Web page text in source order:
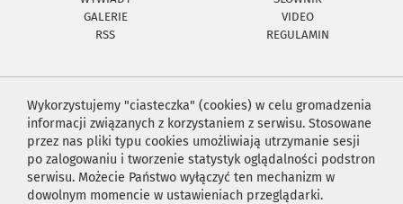
GALERIE
VIDEO
RSS
REGULAMIN
Wykorzystujemy "ciasteczka" (cookies) w celu gromadzenia
informacji związanych z korzystaniem z serwisu. Stosowane
przez nas pliki typu cookies umożliwiają utrzymanie sesji
po zalogowaniu i tworzenie statystyk oglądalności podstron
serwisu. Możecie Państwo wyłączyć ten mechanizm w
dowolnym momencie w ustawieniach przeglądarki.